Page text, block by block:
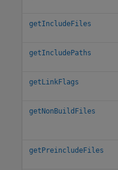
getIncludeFiles
getIncludePaths
getLinkFlags
getNonBuildFiles
getPreincludeFiles